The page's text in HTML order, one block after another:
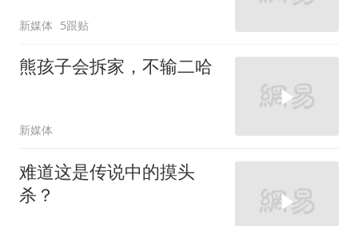
新媒体 5跟贴
熊孩子会拆家，不输二哈
新媒体
难道这是传说中的摸头
杀？